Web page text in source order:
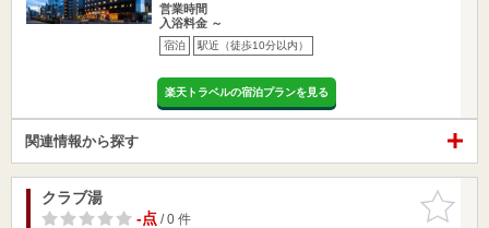
営業時間
入浴料金 ～
宿泊 駅近（徒歩10分以内）
楽天トラベルの宿泊プランを見る
関連情報から探す
お気に入
りに追加
クラブ湯
-点/ 0 件